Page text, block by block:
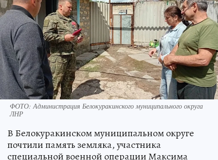
ФОТО: Администрация Белокуракинского муниципального округа
ЛНР
В Белокуракинском муниципальном округе
почтили память земляка, участника
специальной военной операции Максима